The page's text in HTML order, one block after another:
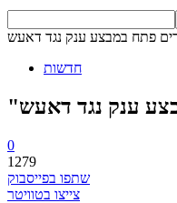
פתח במבצע ענק נגד דאעש
חדשות
ענק נגד דאעש
0
1279
שתפו בפייסבוק
צייצו בטוויטר